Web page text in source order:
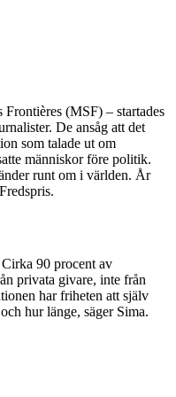
(MSF) – startades
De ansåg att det
som talade ut om
människor före politik.
runt om i världen. År
90 procent av
privata givare, inte från
har friheten att själv
hur länge, säger Sima.